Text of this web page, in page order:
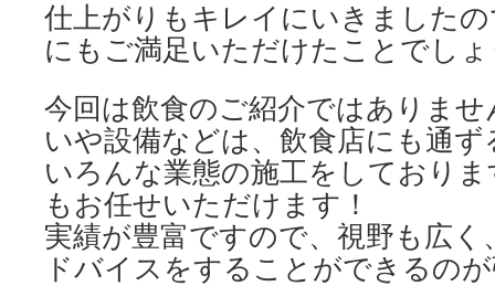
仕上がりもキレイにいきました
にもご満足いただけたことでしょ
今回は飲食のご紹介ではありま
いや設備などは、飲食店にも通ず
いろんな業態の施工をしており
もお任せいただけます！
実績が豊富ですので、視野も広く
ドバイスをすることができるの